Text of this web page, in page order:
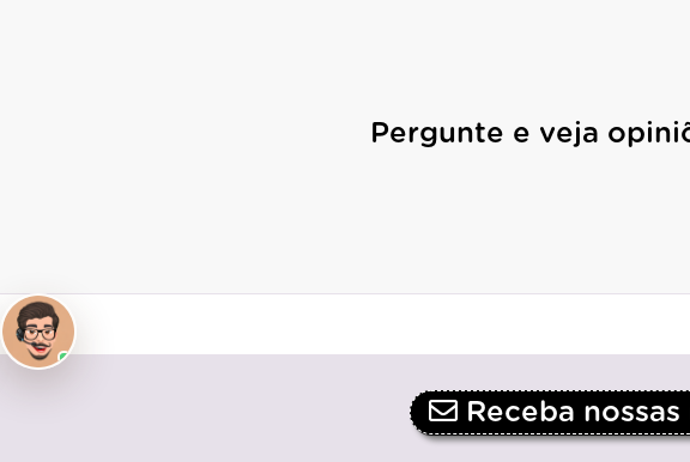
Pergunte e veja
Receba